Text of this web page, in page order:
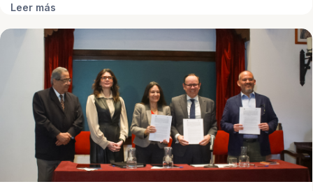
Leer más